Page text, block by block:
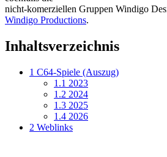
nicht-komerziellen Gruppen Windigo
Windigo Productions.
Inhaltsverzeichnis
1 C64-Spiele (Auszug)
1.1 2023
1.2 2024
1.3 2025
1.4 2026
2 Weblinks